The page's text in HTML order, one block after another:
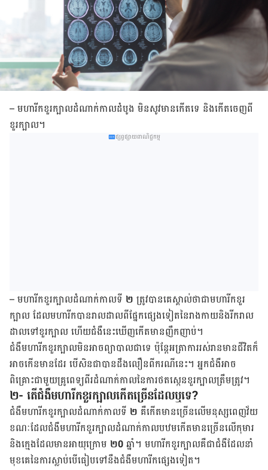
–មហារីក​ខួរ​ក្បាល​ដំណាក់​កាល​ដំបូង មិន​សូវ​មាន​កើត​ទេ ​និង​កើត​ចេញ​ពី​
ខួរ​ក្បាល។
ផ្សព្វផ្សាយពាណិជ្ជកម្ម
–មហារីក​ខួរ​ក្បាល​ដំណាក់​កាល​ទី ២ ត្រូវ​បាន​គេ​ស្គាល់​ថា​ជា​មហារីក​ខួរ​
ក្បាល​ ដែល​មហារីក​បាន​រាល​ដាល​ពី​ផ្នែក​ផ្សេង​ទៀត​នៃ​រាង​កាយ​និង​រីក​រាល​
ដាល​ទៅ​ខួរ​ក្បាល ហើយជំងឺនេះឃើញ​កើតមាន​ញឹក​ញាប់។
ជំងឺ​មហារីក​ខួរ​ក្បាល​មិន​អាច​ព្យា​បាលជា​​ទេ ប៉ុន្តែ​អត្រា​​ការ​រស់​រានមានជីវិត​ក៏​​
អាច​កើន​មានដែរ​ ​បើ​សិនជា​បាន​ដឹងលឿន​ពី​ករណីនេះ​។ អ្នកជំងឺ​អាច
ពិគ្រោះ​ជាមួយ​គ្រូពេទ្យ​ពី​រដំណាក់​កាល​នៃ​ការ​ថត​ស្កេនខួរក្បាលត្រឹមត្រូវ។
២- តើជំងឺមហារីកខួរក្បាលកើតច្រើនដែលឬទេ?
ជំងឺ​មហារីក​ខួរ​ក្បាល​ដំណាក់​កាល​ទី ២ គឺ​កើត​មាន​ច្រើន​លើ​មនុស្ស​ពេញ​វ័យ​
ខណៈ​​ដែល​ជំងឺ​មហារីក​ខួរ​ក្បាល​ដំណាក់​កាល​បឋម​កើត​មាន​ច្រើន​លើ​កុមារ
និង​ក្មេង​ដែលមាន​អាយុ​ក្រោម ២0ឆ្នាំ។ មហារីក​ខួរ​ក្បាល​គឺ​ជា​ជំងឺដែល​នាំ​
មុខ​គេ​នៃ​ការ​ស្លាប់​បើធៀបទៅ​នឹង​​ជំងឺ​មហារីកផ្សេងទៀត។